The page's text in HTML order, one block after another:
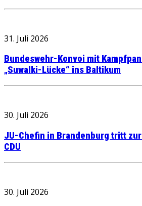
31. Juli 2026
Bundeswehr-Konvoi mit
„Suwalki-Lücke“ ins Baltikum
30. Juli 2026
JU-Chefin in Brandenburg tritt
CDU
30. Juli 2026